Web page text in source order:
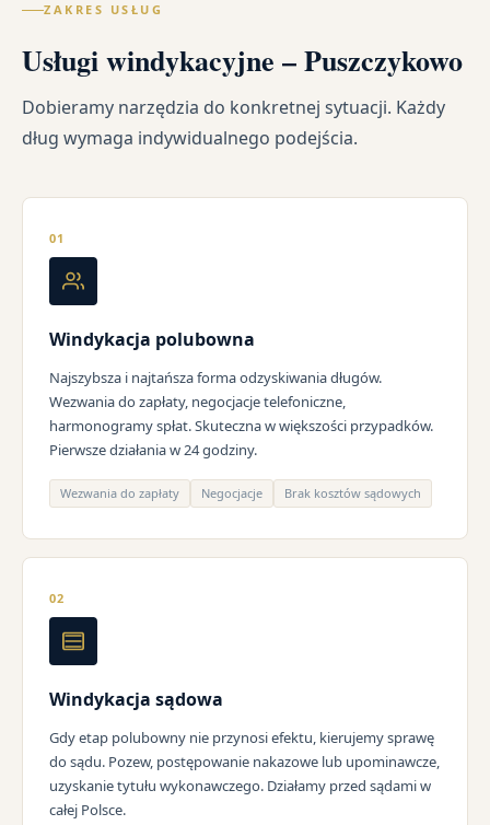
ZAKRES USŁUG
Usługi windykacyjne – Puszczykowo
Dobieramy narzędzia do konkretnej sytuacji. Każdy
dług wymaga indywidualnego podejścia.
01
Windykacja polubowna
Najszybsza i najtańsza forma odzyskiwania długów.
Wezwania do zapłaty, negocjacje telefoniczne,
harmonogramy spłat. Skuteczna w większości przypadków.
Pierwsze działania w 24 godziny.
Wezwania do zapłaty Negocjacje Brak kosztów sądowych
02
Windykacja sądowa
Gdy etap polubowny nie przynosi efektu, kierujemy sprawę
do sądu. Pozew, postępowanie nakazowe lub upominawcze,
uzyskanie tytułu wykonawczego. Działamy przed sądami w
całej Polsce.